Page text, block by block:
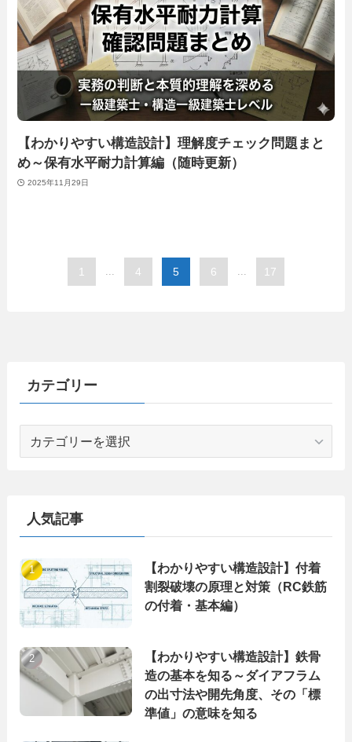
【わかりやすい構造設計】理解度チェック問題まと
め～保有水平耐力計算編（随時更新）
2025年11月29日
1 ... 4 5 6 ... 17
カテゴリー
人気記事
【わかりやすい構造設計】付着
割裂破壊の原理と対策（RC鉄筋
の付着・基本編）
【わかりやすい構造設計】鉄骨
造の基本を知る～ダイアフラム
の出寸法や開先角度、その「標
準値」の意味を知る